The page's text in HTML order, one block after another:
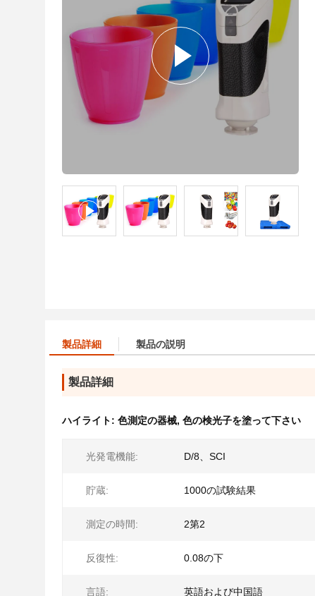
製品詳細 製品の説明
製品詳細
ハイライト: 色測定の器械, 色の検光子を塗って下さい
光発電機能: D/8、SCI
貯蔵: 1000の試験結果
測定の時間: 2第2
反復性: 0.08の下
言語: 英語および中国語